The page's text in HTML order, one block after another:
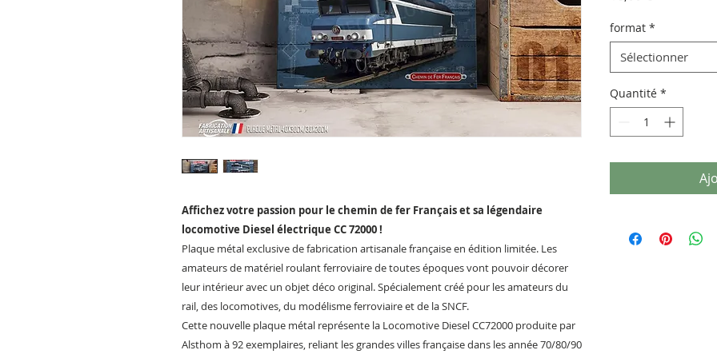
Affichez votre passion pour le chemin de fer Français et sa légendaire
locomotive Diesel électrique CC 72000 !
Plaque métal exclusive de fabrication artisanale française en édition limitée. Les
amateurs de matériel roulant ferroviaire de toutes époques vont pouvoir décorer
leur intérieur avec un objet déco original. Spécialement créé pour les amateurs du
rail, des locomotives, du modélisme ferroviaire et de la SNCF.
Cette nouvelle plaque métal représente la Locomotive Diesel CC72000 produite par
Alsthom à 92 exemplaires, reliant les grandes villes française dans les année 70/80/90
format *
Sélectionner
Quantité *